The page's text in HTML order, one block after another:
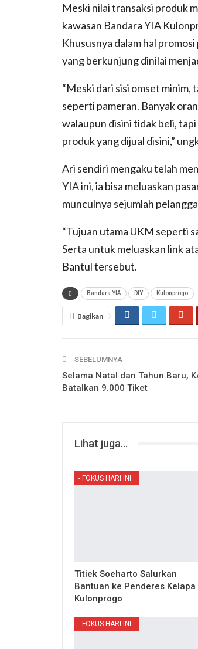
Meski nilai transaksi produk
kawasan Bandara YIA
Khususnya dalam hal
yang berkunjung dinilai
“Meski dari sisi omset minim,
seperti pameran. Banyak
walaupun disini tidak beli,
produk yang dijual disini,”
Ari sendiri mengaku telah
YIA ini, ia bisa meluaskan
munculnya sejumlah
“Tujuan utama UKM seperti
Serta untuk meluaskan link
Bantul tersebut.
Bandara YIA DIY Kulonprogo
Bagikan
SEBELUMNYA
Selama Natal dan Tahun Baru,
Batalkan 9.000 Tiket
Lihat juga...
- FOKUS HARI INI :
Titiek Soeharto Salurkan
Bantuan ke Penderes Kelapa
Kulonprogo
- FOKUS HARI INI :